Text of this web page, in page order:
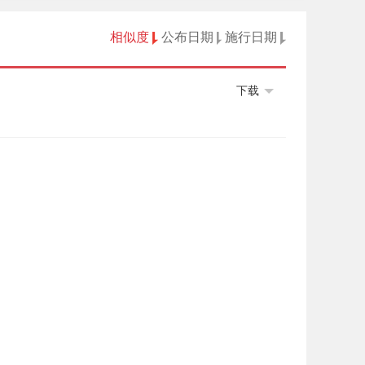
相似度 公布日期 施行日期
下载